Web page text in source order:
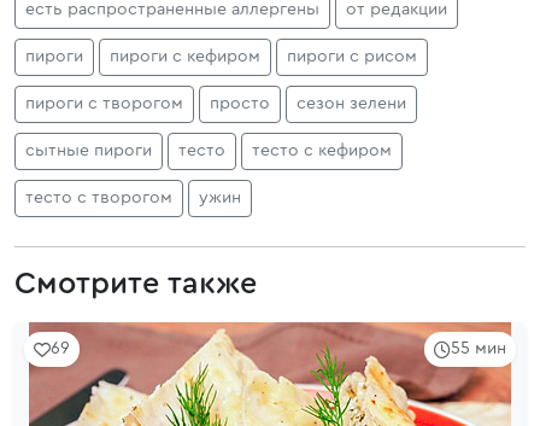
есть распространенные аллергены от редакции
пироги пироги с кефиром пироги с рисом
пироги с творогом просто сезон зелени
сытные пироги тесто тесто с кефиром
тесто с творогом ужин
Смотрите также
55 мин
69